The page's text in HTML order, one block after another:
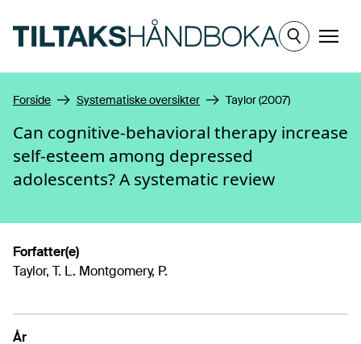
Meny
Forside Systematiske oversikter Taylor (2007)
Can cognitive-behavioral therapy increase
self-esteem among depressed
adolescents? A systematic review
Forfatter(e)
Taylor, T. L. Montgomery, P.
År